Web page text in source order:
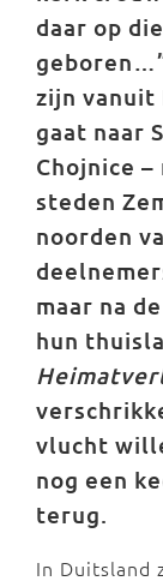
daar op
zijn vanuit
gaat naar
Chojnice
steden
noorden
maar na
hun
vlucht
nog een
terug.
In Duitsland